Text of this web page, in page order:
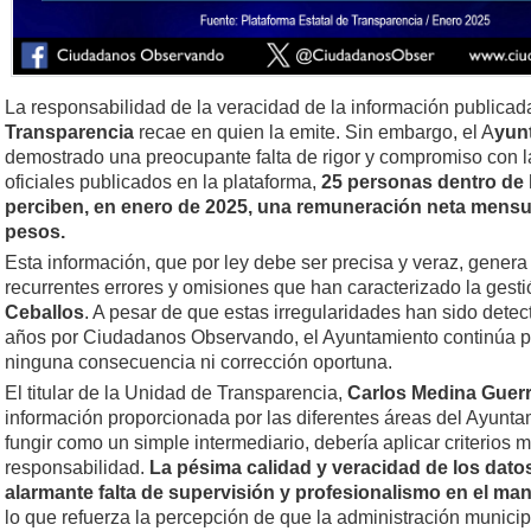
La responsabilidad de la veracidad de la información
Transparencia recae en quien la emite. Sin embargo, el A
demostrado una preocupante falta de rigor y compromiso con
oficiales publicados en la plataforma, 25 personas dentro
perciben, en enero de 2025, una remuneración neta
pesos.
Esta información, que por ley debe ser precisa y veraz,
recurrentes errores y omisiones que han caracterizado la
Ceballos. A pesar de que estas irregularidades han sido
años por Ciudadanos Observando, el Ayuntamiento continúa
ninguna consecuencia ni corrección oportuna.
El titular de la Unidad de Transparencia, Carlos Medina
información proporcionada por las diferentes áreas del
fungir como un simple intermediario, debería aplicar criterios
responsabilidad. La pésima calidad y veracidad de los
alarmante falta de supervisión y profesionalismo en el
lo que refuerza la percepción de que la administración